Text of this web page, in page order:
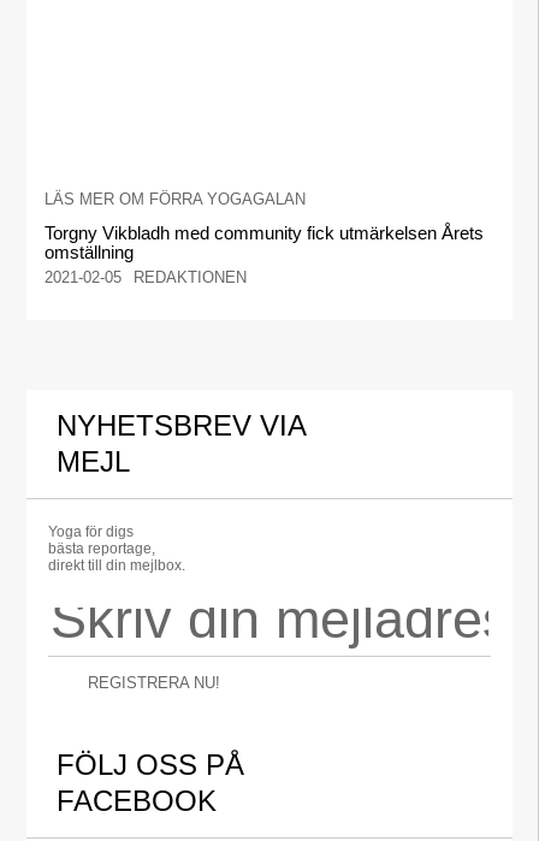
LÄS MER OM FÖRRA YOGAGALAN
Torgny Vikbladh med community fick utmärkelsen Årets
omställning
2021-02-05 REDAKTIONEN
NYHETSBREV VIA
MEJL
Yoga för digs
bästa reportage,
direkt till din mejlbox.
REGISTRERA NU!
FÖLJ OSS PÅ
FACEBOOK